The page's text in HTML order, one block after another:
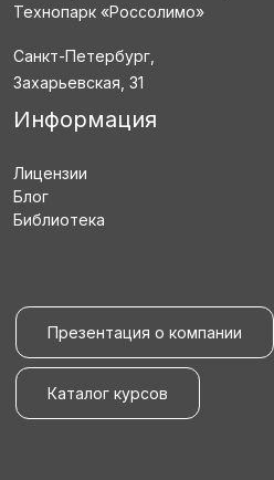
Технопарк «Россолимо»
Санкт-Петербург,
Захарьевская, 31
Информация
Лицензии
Блог
Библиотека
Презентация о компании
Каталог курсов